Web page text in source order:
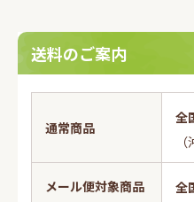
送料のご案内
通常商品
全
メール便対象商品 全